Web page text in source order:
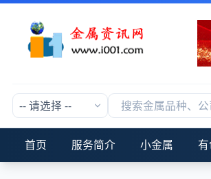
首页 服务简介 小金属